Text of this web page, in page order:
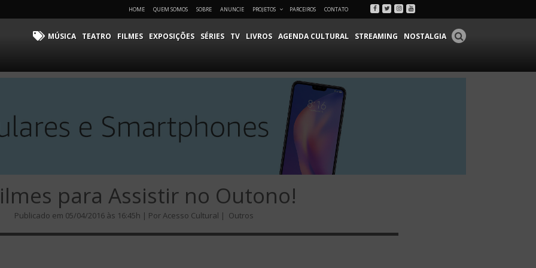
HOME QUEM SOMOS SOBRE ANUNCIE PROJETOS PARCEIROS CONTATO Facebook
Twitter
Instagram
Youtube
MÚSICA TEATRO FILMES EXPOSIÇÕES SÉRIES TV LIVROS AGENDA CULTURAL STREAMING NOSTALGIA
para Assistir no Outono!
Publicado em 05/04/2016 às 16:45h | Por Acesso Cultural | Outros